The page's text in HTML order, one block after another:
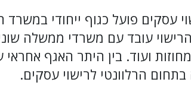
עסקים פועל כגוף ייחודי
עובד עם משרדי ממשלה
ועוד. בין היתר האגף
הרלוונטי לרישוי עסקים.